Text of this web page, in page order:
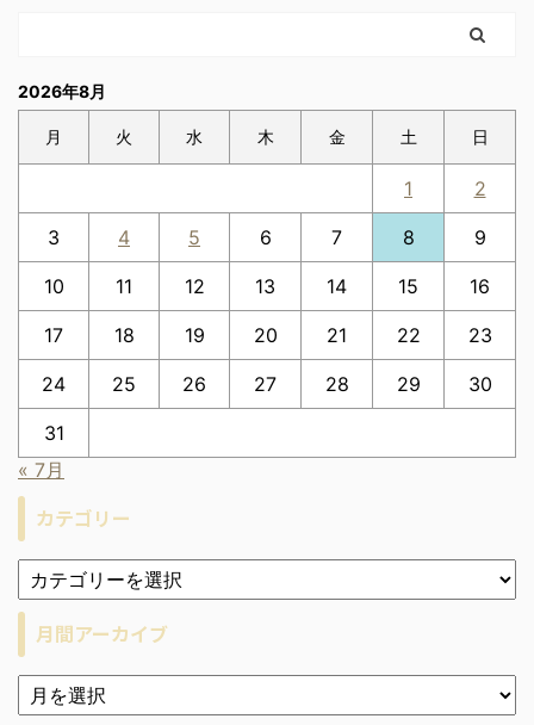
2026年8月
月 火 水 木 金 土 日
1 2
3 4 5 6 7 8 9
10 11 12 13 14 15 16
17 18 19 20 21 22 23
24 25 26 27 28 29 30
31
« 7月
カテゴリー
月間アーカイブ
ア
ー